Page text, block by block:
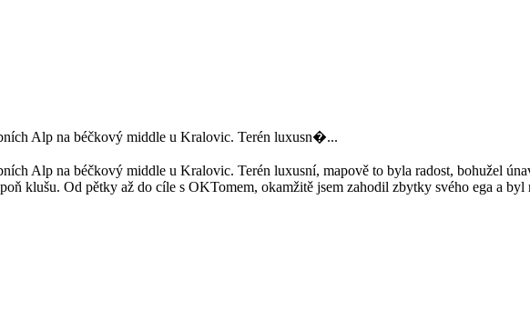
Alp na béčkový middle u Kralovic. Terén luxusn�...
Alp na béčkový middle u Kralovic. Terén luxusní, mapově to byla radost, bohužel
klušu. Od pětky až do cíle s OKTomem, okamžitě jsem zahodil zbytky svého ega a byl